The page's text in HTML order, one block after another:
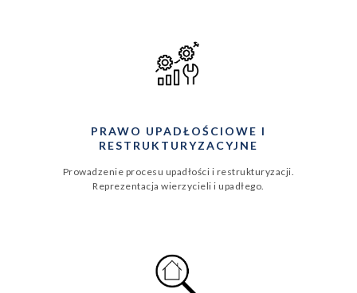
PRAWO UPADŁOŚCIOWE I
RESTRUKTURYZACYJNE
Prowadzenie procesu upadłości i restrukturyzacji.
Reprezentacja wierzycieli i upadłego.